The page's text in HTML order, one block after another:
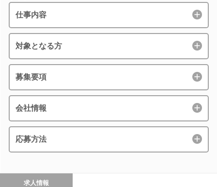
仕事内容
対象となる方
募集要項
会社情報
応募方法
求人情報